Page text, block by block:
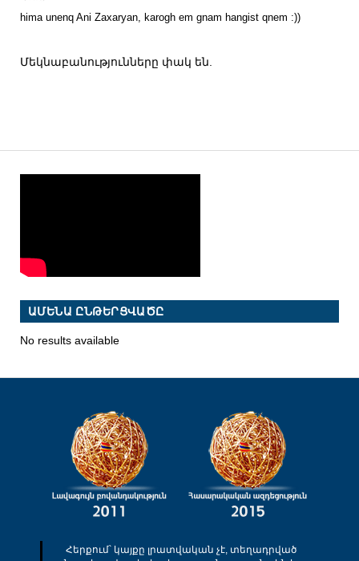
hima unenq Ani Zaxaryan, karogh em gnam hangist qnem :))
Մեկնաբանությունները փակ են.
ԱՄԵՆԱ ԸՆԹԵՐՑՎԱԾԸ
No results available
Հերքում՝ կայքը լրատվական չէ, տեղադրված